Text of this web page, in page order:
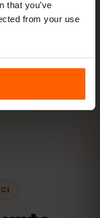
that you’ve
from your use
w zależności od